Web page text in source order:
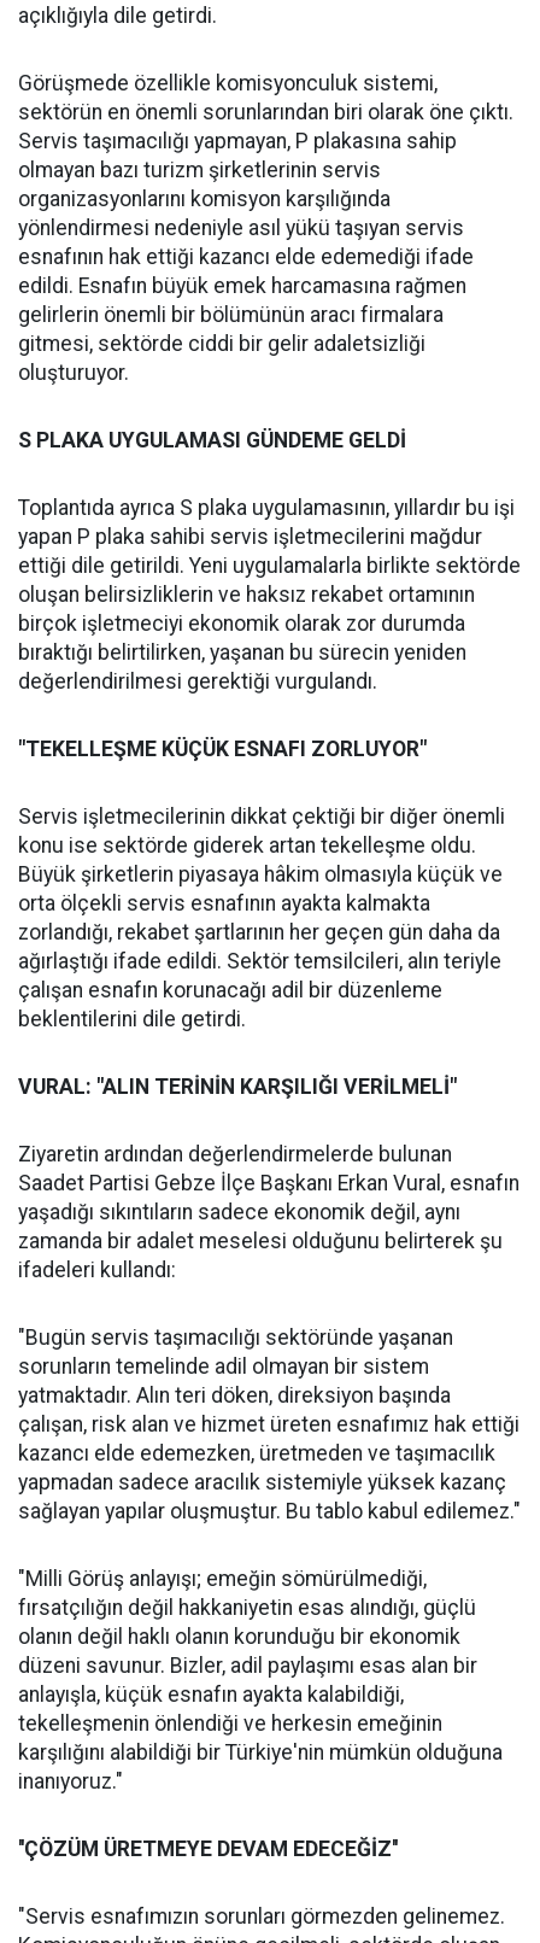
açıklığıyla dile getirdi.
Görüşmede özellikle komisyonculuk sistemi,
sektörün en önemli sorunlarından biri olarak öne çıktı.
Servis taşımacılığı yapmayan, P plakasına sahip
olmayan bazı turizm şirketlerinin servis
organizasyonlarını komisyon karşılığında
yönlendirmesi nedeniyle asıl yükü taşıyan servis
esnafının hak ettiği kazancı elde edemediği ifade
edildi. Esnafın büyük emek harcamasına rağmen
gelirlerin önemli bir bölümünün aracı firmalara
gitmesi, sektörde ciddi bir gelir adaletsizliği
oluşturuyor.
S PLAKA UYGULAMASI GÜNDEME GELDİ
Toplantıda ayrıca S plaka uygulamasının, yıllardır bu işi
yapan P plaka sahibi servis işletmecilerini mağdur
ettiği dile getirildi. Yeni uygulamalarla birlikte sektörde
oluşan belirsizliklerin ve haksız rekabet ortamının
birçok işletmeciyi ekonomik olarak zor durumda
bıraktığı belirtilirken, yaşanan bu sürecin yeniden
değerlendirilmesi gerektiği vurgulandı.
"TEKELLEŞME KÜÇÜK ESNAFI ZORLUYOR"
Servis işletmecilerinin dikkat çektiği bir diğer önemli
konu ise sektörde giderek artan tekelleşme oldu.
Büyük şirketlerin piyasaya hâkim olmasıyla küçük ve
orta ölçekli servis esnafının ayakta kalmakta
zorlandığı, rekabet şartlarının her geçen gün daha da
ağırlaştığı ifade edildi. Sektör temsilcileri, alın teriyle
çalışan esnafın korunacağı adil bir düzenleme
beklentilerini dile getirdi.
VURAL: "ALIN TERİNİN KARŞILIĞI VERİLMELİ"
Ziyaretin ardından değerlendirmelerde bulunan
Saadet Partisi Gebze İlçe Başkanı Erkan Vural, esnafın
yaşadığı sıkıntıların sadece ekonomik değil, aynı
zamanda bir adalet meselesi olduğunu belirterek şu
ifadeleri kullandı:
"Bugün servis taşımacılığı sektöründe yaşanan
sorunların temelinde adil olmayan bir sistem
yatmaktadır. Alın teri döken, direksiyon başında
çalışan, risk alan ve hizmet üreten esnafımız hak ettiği
kazancı elde edemezken, üretmeden ve taşımacılık
yapmadan sadece aracılık sistemiyle yüksek kazanç
sağlayan yapılar oluşmuştur. Bu tablo kabul edilemez."
"Milli Görüş anlayışı; emeğin sömürülmediği,
fırsatçılığın değil hakkaniyetin esas alındığı, güçlü
olanın değil haklı olanın korunduğu bir ekonomik
düzeni savunur. Bizler, adil paylaşımı esas alan bir
anlayışla, küçük esnafın ayakta kalabildiği,
tekelleşmenin önlendiği ve herkesin emeğinin
karşılığını alabildiği bir Türkiye'nin mümkün olduğuna
inanıyoruz."
''ÇÖZÜM ÜRETMEYE DEVAM EDECEĞİZ''
"Servis esnafımızın sorunları görmezden gelinemez.